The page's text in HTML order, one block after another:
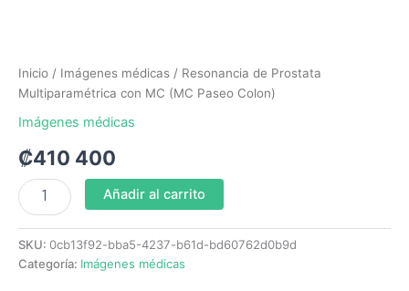
Inicio / Imágenes médicas / Resonancia de Prostata
Multiparamétrica con MC (MC Paseo Colon)
Imágenes médicas
₡410 400
Añadir al carrito
SKU: 0cb13f92-bba5-4237-b61d-bd60762d0b9d
Categoría: Imágenes médicas